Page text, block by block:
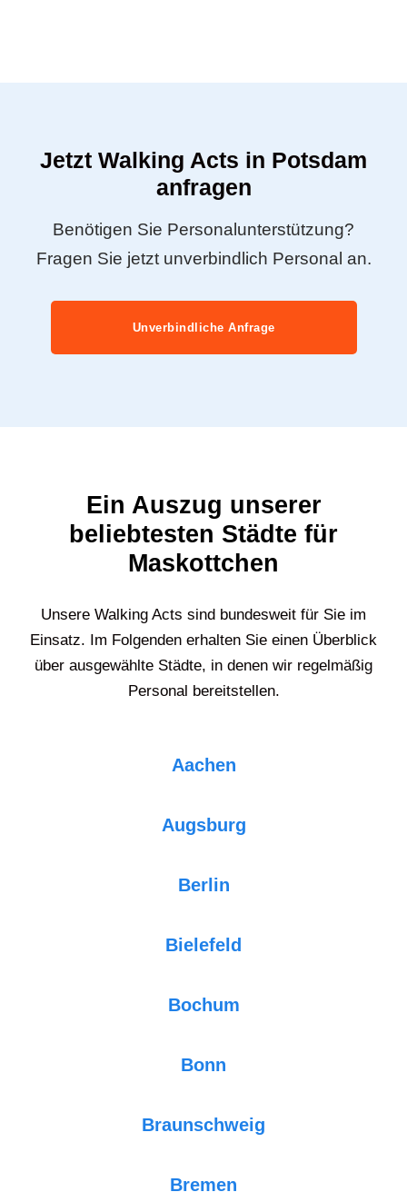
Jetzt Walking Acts in Potsdam
anfragen
Benötigen Sie Personalunterstützung?
Fragen Sie jetzt unverbindlich Personal an.
Unverbindliche Anfrage
Ein Auszug unserer
beliebtesten Städte für
Maskottchen
Unsere Walking Acts sind bundesweit für Sie im
Einsatz. Im Folgenden erhalten Sie einen Überblick
über ausgewählte Städte, in denen wir regelmäßig
Personal bereitstellen.
Aachen
Augsburg
Berlin
Bielefeld
Bochum
Bonn
Braunschweig
Bremen